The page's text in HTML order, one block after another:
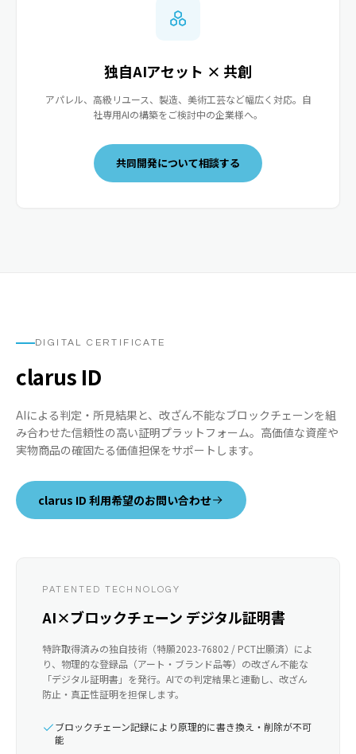
独自AIアセット × 共創
アパレル、高級リユース、製造、美術工芸など幅広く対応。自
社専用AIの構築をご検討中の企業様へ。
共同開発について相談する
PATENTED TECHNOLOGY
AI×ブロックチェーン デジタル証明書
特許取得済みの独自技術（特願2023-76802 / PCT出願済）によ
り、物理的な登録品（アート・ブランド品等）の改ざん不能な
「デジタル証明書」を発行。AIでの判定結果と連動し、改ざん
防止・真正性証明を担保します。
ブロックチェーン記録により原理的に書き換え・削除が不可
能
DIGITAL CERTIFICATE
clarus ID
AIによる判定・所見結果と、改ざん不能なブロックチェーンを組
み合わせた信頼性の高い証明プラットフォーム。高価値な資産や
実物商品の確固たる価値担保をサポートします。
clarus ID 利用希望のお問い合わせ